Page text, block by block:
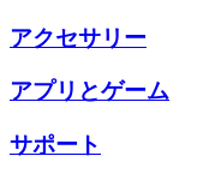
アクセサリー
アプリとゲーム
サポート